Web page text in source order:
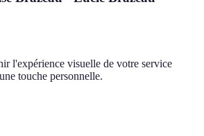
l'expérience visuelle de votre service
touche personnelle.